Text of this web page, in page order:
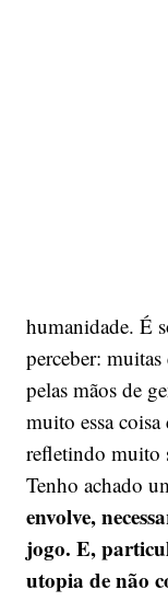
humanidade. É
perceber:
pelas mãos de
muito essa coisa
refletindo muito
Tenho achado
envolve,
jogo. E,
utopia de não